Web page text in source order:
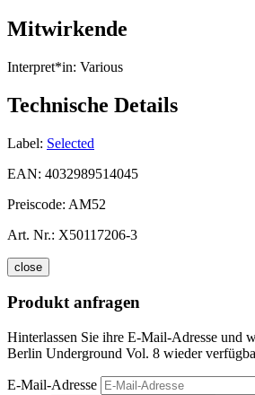
Mitwirkende
Interpret*in: Various
Technische Details
Label: Selected
EAN: 4032989514045
Preiscode: AM52
Art. Nr.: X50117206-3
close
Produkt anfragen
Hinterlassen Sie ihre E-Mail-Adresse und
Berlin Underground Vol. 8 wieder
E-Mail-Adresse